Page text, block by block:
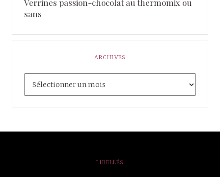
Verrines passion-chocolat au thermomix ou
sans
ARCHIVES
LIBELLÉS